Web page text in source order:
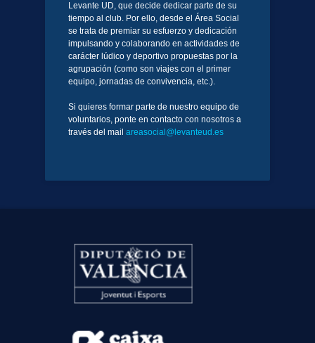
Levante UD, que decide dedicar parte de su
tiempo al club. Por ello, desde el Área Social
se trata de premiar su esfuerzo y dedicación
impulsando y colaborando en actividades de
carácter lúdico y deportivo propuestas por la
agrupación (como son viajes con el primer
equipo, jornadas de convivencia, etc.).
Si quieres formar parte de nuestro equipo de
voluntarios, ponte en contacto con nosotros a
través del mail areasocial@levanteud.es